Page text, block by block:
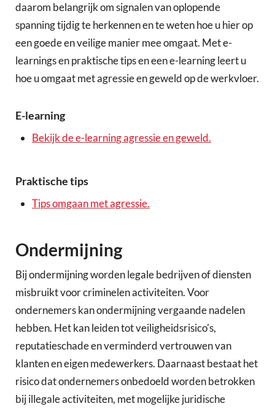
daarom belangrijk om signalen van oplopende
spanning tijdig te herkennen en te weten hoe u hier op
een goede en veilige manier mee omgaat. Met e-
learnings en praktische tips en een e-learning leert u
hoe u omgaat met agressie en geweld op de werkvloer.
E-learning
Bekijk de e-learning agressie en geweld.
Praktische tips
Tips omgaan met agressie.
Ondermijning
Bij ondermijning worden legale bedrijven of diensten
misbruikt voor criminelen activiteiten. Voor
ondernemers kan ondermijning vergaande nadelen
hebben. Het kan leiden tot veiligheidsrisico's,
reputatieschade en verminderd vertrouwen van
klanten en eigen medewerkers. Daarnaast bestaat het
risico dat ondernemers onbedoeld worden betrokken
bij illegale activiteiten, met mogelijke juridische